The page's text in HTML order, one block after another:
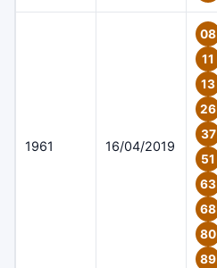
1961 16/04/2019
08
11
13
26
37
51
63
68
80
89